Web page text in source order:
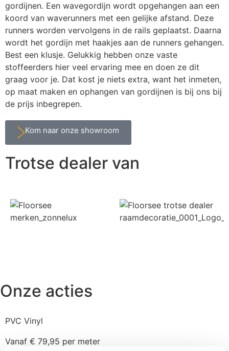
gordijnen. Een wavegordijn wordt opgehangen aan een
koord van waverunners met een gelijke afstand. Deze
runners worden vervolgens in de rails geplaatst. Daarna
wordt het gordijn met haakjes aan de runners gehangen.
Best een klusje. Gelukkig hebben onze vaste
stoffeerders hier veel ervaring mee en doen ze dit
graag voor je. Dat kost je niets extra, want het inmeten,
op maat maken en ophangen van gordijnen is bij ons bij
de prijs inbegrepen.
Kom naar onze showroom
Trotse dealer van
Onze acties
PVC Vinyl
Vanaf € 79,95 per meter